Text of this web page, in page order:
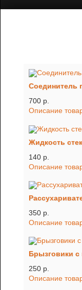
Соединитель
700 p.
Описание
Жидкость
140 p.
Описание
350 p.
Описание
Брызговики с
250 p.
Описание